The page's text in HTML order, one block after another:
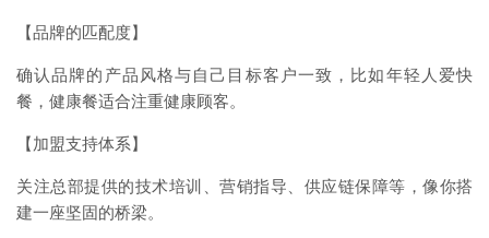
【品牌的匹配度】
确认品牌的产品风格与自己目标客户一致，比如年轻人爱快
餐，健康餐适合注重健康顾客。
【加盟支持体系】
关注总部提供的技术培训、营销指导、供应链保障等，像你搭
建一座坚固的桥梁。